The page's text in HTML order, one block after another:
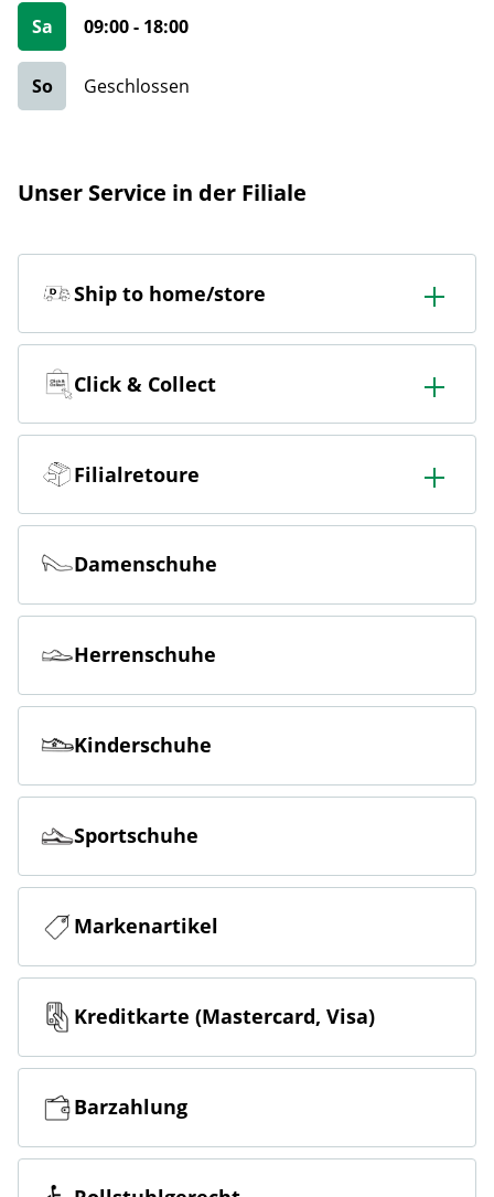
Sa 09:00- 18:00
So Geschlossen
Unser Service in der Filiale
Ship to home/store
In der Filiale bestellen & in die Filiale oder nach Hause
liefern lassen.
Click & Collect
Online bestellen & kostenlos hier in der Filiale abholen
Filialretoure
Online bestellen & kostenlos in der Filiale zurückgeben
Damenschuhe
Herrenschuhe
Kinderschuhe
Sportschuhe
Markenartikel
Kreditkarte (Mastercard, Visa)
Barzahlung